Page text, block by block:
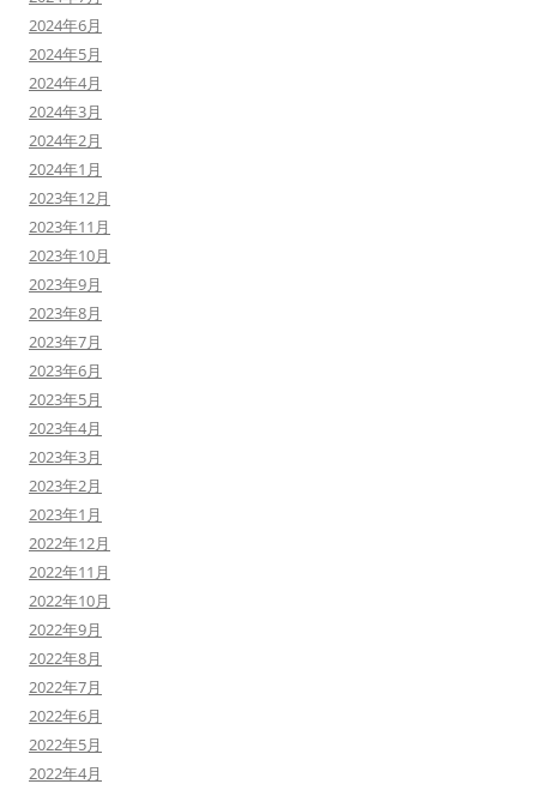
2024年6月
2024年5月
2024年4月
2024年3月
2024年2月
2024年1月
2023年12月
2023年11月
2023年10月
2023年9月
2023年8月
2023年7月
2023年6月
2023年5月
2023年4月
2023年3月
2023年2月
2023年1月
2022年12月
2022年11月
2022年10月
2022年9月
2022年8月
2022年7月
2022年6月
2022年5月
2022年4月